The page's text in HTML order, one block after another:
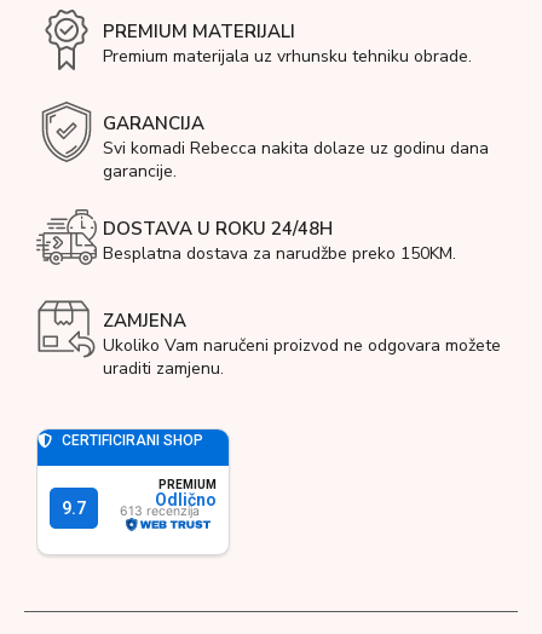
PREMIUM MATERIJALI
Premium materijala uz vrhunsku tehniku obrade.
GARANCIJA
Svi komadi Rebecca nakita dolaze uz godinu dana
garancije.
DOSTAVA U ROKU 24/48H
Besplatna dostava za narudžbe preko 150KM.
ZAMJENA
Ukoliko Vam naručeni proizvod ne odgovara možete
uraditi zamjenu.